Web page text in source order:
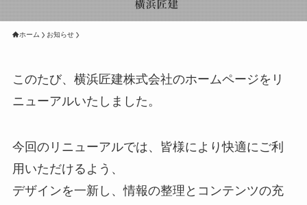
ホーム お知らせ
このたび、横浜匠建株式会社のホームページをリ
ニューアルいたしました。
今回のリニューアルでは、皆様により快適にご利
用いただけるよう、
デザインを一新し、情報の整理とコンテンツの充